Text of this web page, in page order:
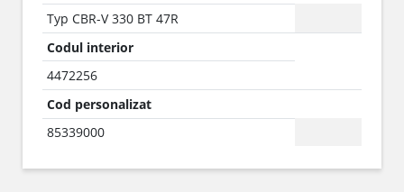
Typ CBR-V 330 BT 47R
Codul interior
4472256
Cod personalizat
85339000